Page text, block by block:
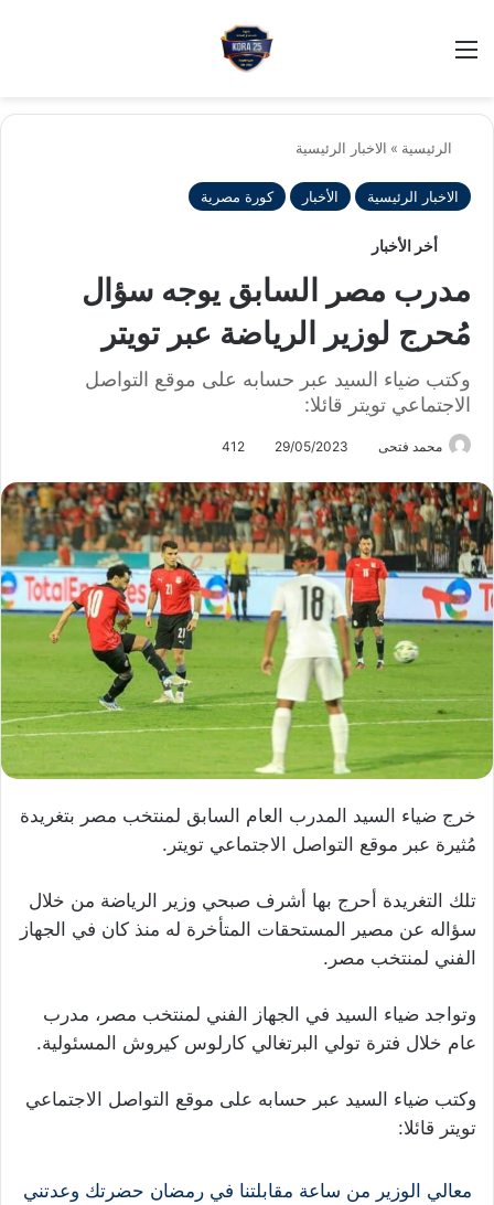
الرئيسية » الاخبار الرئيسية
الاخبار الرئيسية الأخبار كورة مصرية
أخر الأخبار
مدرب مصر السابق يوجه سؤال
مُحرج لوزير الرياضة عبر تويتر
وكتب ضياء السيد عبر حسابه على موقع التواصل
الاجتماعي تويتر قائلا:
محمد فتحى 29/05/2023
412
خرج ضياء السيد المدرب العام السابق لمنتخب مصر بتغريدة
مُثيرة عبر موقع التواصل الاجتماعي تويتر.
تلك التغريدة أحرج بها أشرف صبحي وزير الرياضة من خلال
سؤاله عن مصير المستحقات المتأخرة له منذ كان في الجهاز
الفني لمنتخب مصر.
وتواجد ضياء السيد في الجهاز الفني لمنتخب مصر، مدرب
عام خلال فترة تولي البرتغالي كارلوس كيروش المسئولية.
وكتب ضياء السيد عبر حسابه على موقع التواصل الاجتماعي
تويتر قائلا:
معالي الوزير من ساعة مقابلتنا في رمضان حضرتك وعدتني